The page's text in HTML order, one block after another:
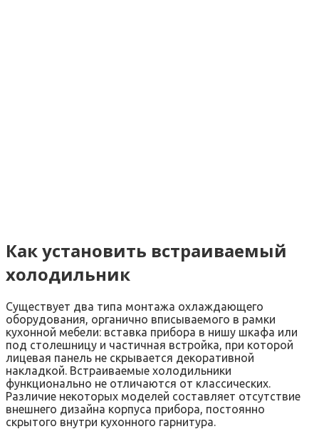
Как установить встраиваемый
холодильник
Существует два типа монтажа охлаждающего
оборудования, органично вписываемого в рамки
кухонной мебели: вставка прибора в нишу шкафа или
под столешницу и частичная встройка, при которой
лицевая панель не скрывается декоративной
накладкой. Встраиваемые холодильники
функционально не отличаются от классических.
Различие некоторых моделей составляет отсутствие
внешнего дизайна корпуса прибора, постоянно
скрытого внутри кухонного гарнитура.